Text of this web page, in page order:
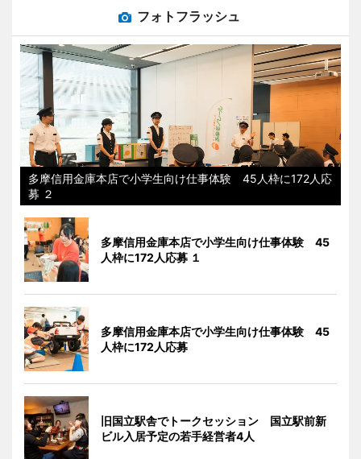
フォトフラッシュ
多摩信用金庫本店で小学生向け仕事体験 45人枠に172人応
募 ２
多摩信用金庫本店で小学生向け仕事体験 45
人枠に172人応募 １
多摩信用金庫本店で小学生向け仕事体験 45
人枠に172人応募
旧国立駅舎でトークセッション 国立駅前新
ビル入居予定の若手経営者4人